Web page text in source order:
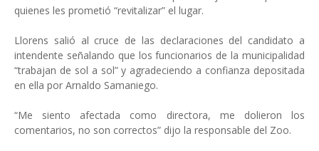
quienes les prometió “revitalizar” el lugar.
Llorens salió al cruce de las declaraciones del candidato a
intendente señalando que los funcionarios de la municipalidad
“trabajan de sol a sol” y agradeciendo a confianza depositada
en ella por Arnaldo Samaniego.
“Me siento afectada como directora, me dolieron los
comentarios, no son correctos” dijo la responsable del Zoo.